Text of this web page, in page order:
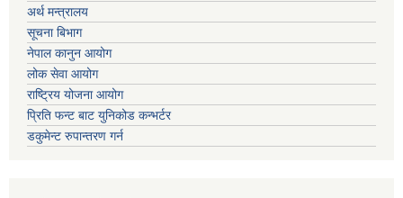
अर्थ मन्त्रालय
सूचना बिभाग
नेपाल कानुन आयोग
लोक सेवा आयोग
राष्ट्रिय योजना आयोग
प्रिति फन्ट बाट युनिकोड कन्भर्टर
डकुमेन्ट रुपान्तरण गर्न